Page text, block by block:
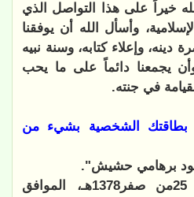
خيراً على هذا التواصل الذي
وأسأل الله أن يوفقنا
دينه، وإعلاء كتابه، وسنة نبيه
يجمعنا دائماً على ما يحب
في جنته.
بطاقتك الشخصية بشيء من
برهامي حشيش".
ولدت في يوم الثلاثاء 25من صفر1378هـ، الموافق